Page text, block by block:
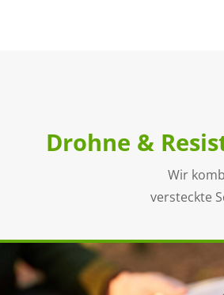
Drohne &
Wir
versteckte